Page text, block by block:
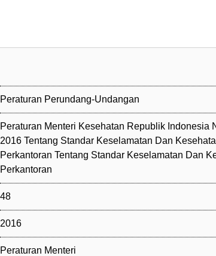
Peraturan Perundang-Undangan
Peraturan Menteri Kesehatan Republik Indonesia
2016 Tentang Standar Keselamatan Dan
Perkantoran Tentang Standar Keselamatan Dan
Perkantoran
48
2016
Peraturan Menteri